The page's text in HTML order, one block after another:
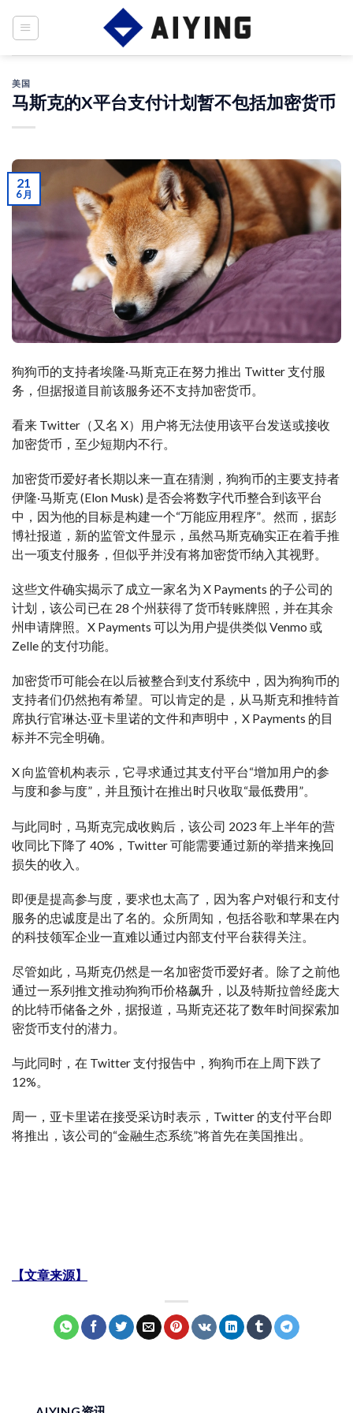
美国
马斯克的X平台支付计划暂不包括加密货币
21
6 月
狗狗币的支持者埃隆·马斯克正在努力推出 Twitter 支付服
务，但据报道目前该服务还不支持加密货币。
看来 Twitter（又名 X）用户将无法使用该平台发送或接收
加密货币，至少短期内不行。
加密货币爱好者长期以来一直在猜测，狗狗币的主要支持者
伊隆·马斯克 (Elon Musk) 是否会将数字代币整合到该平台
中，因为他的目标是构建一个“万能应用程序”。然而，据彭
博社报道，新的监管文件显示，虽然马斯克确实正在着手推
出一项支付服务，但似乎并没有将加密货币纳入其视野。
这些文件确实揭示了成立一家名为 X Payments 的子公司的
计划，该公司已在 28 个州获得了货币转账牌照，并在其余
州申请牌照。X Payments 可以为用户提供类似 Venmo 或
Zelle 的支付功能。
加密货币可能会在以后被整合到支付系统中，因为狗狗币的
支持者们仍然抱有希望。可以肯定的是，从马斯克和推特首
席执行官琳达·亚卡里诺的文件和声明中，X Payments 的目
标并不完全明确。
X 向监管机构表示，它寻求通过其支付平台“增加用户的参
与度和参与度”，并且预计在推出时只收取“最低费用”。
与此同时，马斯克完成收购后，该公司 2023 年上半年的营
收同比下降了 40%，Twitter 可能需要通过新的举措来挽回
损失的收入。
即便是提高参与度，要求也太高了，因为客户对银行和支付
服务的忠诚度是出了名的。众所周知，包括谷歌和苹果在内
的科技领军企业一直难以通过内部支付平台获得关注。
尽管如此，马斯克仍然是一名加密货币爱好者。除了之前他
通过一系列推文推动狗狗币价格飙升，以及特斯拉曾经庞大
的比特币储备之外，据报道，马斯克还花了数年时间探索加
密货币支付的潜力。
与此同时，在 Twitter 支付报告中，狗狗币在上周下跌了
12%。
周一，亚卡里诺在接受采访时表示，Twitter 的支付平台即
将推出，该公司的“金融生态系统”将首先在美国推出。
【文章来源】